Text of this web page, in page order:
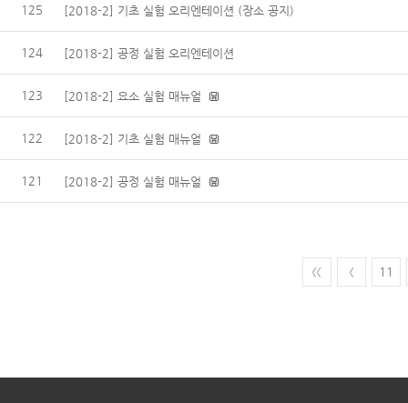
125 [2018-2] 기초 실험 오리엔테이션 (장소 공지)
124 [2018-2] 공정 실험 오리엔테이션
123 [2018-2] 요소 실험 매뉴얼
122 [2018-2] 기초 실험 매뉴얼
121 [2018-2] 공정 실험 매뉴얼
11